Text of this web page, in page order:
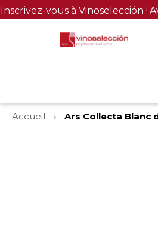
Inscrivez-vous à Vinoselección !
Accueil
Ars Collecta Blanc